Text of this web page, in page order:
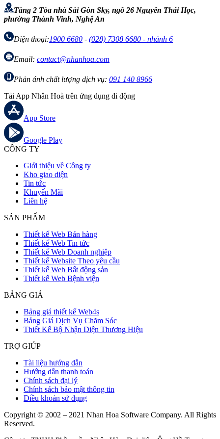
Tầng 2 Tòa nhà Sài Gòn Sky, ngõ 26 Nguyễn Thái Học,
phường Thành Vinh, Nghệ An
Điện thoại:1900 6680 - (028) 7308 6680 - nhánh 6
Email: contact@nhanhoa.com
Phản ánh chất lượng dịch vụ: 091 140 8966
Tải App Nhân Hoà trên ứng dụng di động
App Store
Google Play
CÔNG TY
Giới thiệu về Công ty
Kho giao diện
Tin tức
Khuyến Mãi
Liên hệ
SẢN PHẨM
Thiết kế Web Bán hàng
Thiết kế Web Tin tức
Thiết kế Web Doanh nghiệp
Thiết kế Website Theo yêu cầu
Thiết kế Web Bất động sản
Thiết kế Web Bệnh viện
BẢNG GIÁ
Bảng giá thiết kế Web4s
Bảng Giá Dịch Vụ Chăm Sóc
Thiết Kế Bộ Nhận Diện Thương Hiệu
TRỢ GIÚP
Tài liệu hướng dẫn
Hướng dẫn thanh toán
Chính sách đại lý
Chính sách bảo mật thông tin
Điều khoản sử dụng
Copyright © 2002 – 2021 Nhan Hoa Software Company. All Rights
Reserved.